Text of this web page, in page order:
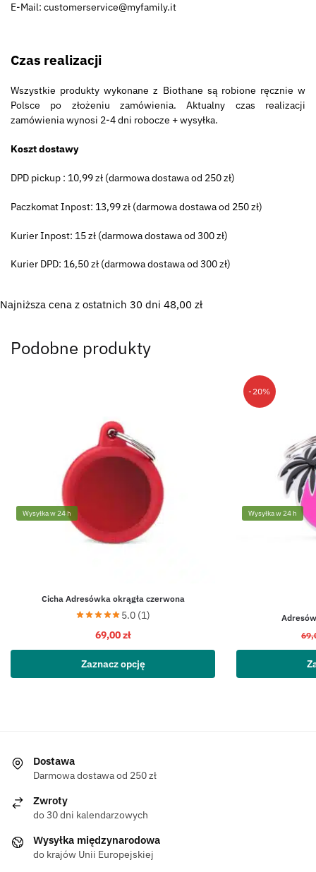
E-Mail: customerservice@myfamily.it
Czas realizacji
Wszystkie produkty wykonane z Biothane są robione ręcznie w
Polsce po złożeniu zamówienia. Aktualny czas realizacji
zamówienia wynosi 2-4 dni robocze + wysyłka.
Koszt dostawy
DPD pickup : 10,99 zł (darmowa dostawa od 250 zł)
Paczkomat Inpost: 13,99 zł (darmowa dostawa od 250 zł)
Kurier Inpost: 15 zł (darmowa dostawa od 300 zł)
Kurier DPD: 16,50 zł (darmowa dostawa od 300 zł)
Najniższa cena z ostatnich 30 dni 48,00 zł
Podobne produkty
Wysyłka w 24 h
Cicha Adresówka okrągła czerwona
5.0 (1)
69,00zł
Zaznacz opcję
-20%
Wysyłka w 24 h
Dostawa
Darmowa dostawa od 250 zł
Zwroty
do 30 dni kalendarzowych
Wysyłka międzynarodowa
do krajów Unii Europejskiej